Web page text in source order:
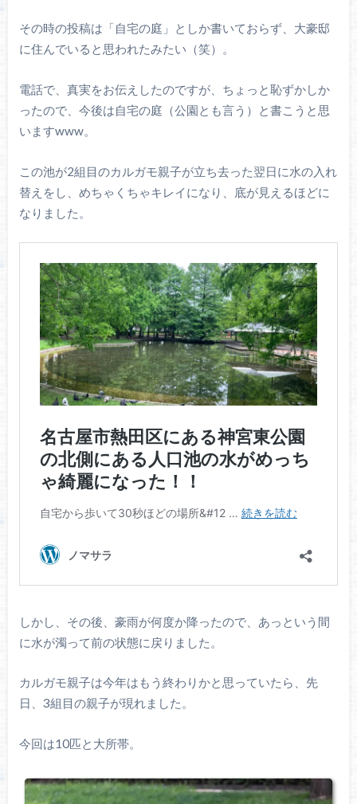
その時の投稿は「自宅の庭」としか書いておらず、大豪邸
に住んでいると思われたみたい（笑）。
電話で、真実をお伝えしたのですが、ちょっと恥ずかしか
ったので、今後は自宅の庭（公園とも言う）と書こうと思
いますwww。
この池が2組目のカルガモ親子が立ち去った翌日に水の入れ
替えをし、めちゃくちゃキレイになり、底が見えるほどに
なりました。
しかし、その後、豪雨が何度か降ったので、あっという間
に水が濁って前の状態に戻りました。
カルガモ親子は今年はもう終わりかと思っていたら、先
日、3組目の親子が現れました。
今回は10匹と大所帯。